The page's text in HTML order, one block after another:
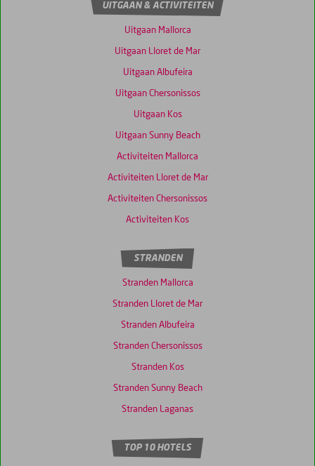
UITGAAN & ACTIVITEITEN
Uitgaan Mallorca
Uitgaan Lloret de Mar
Uitgaan Albufeira
Uitgaan Chersonissos
Uitgaan Kos
Uitgaan Sunny Beach
Activiteiten Mallorca
Activiteiten Lloret de Mar
Activiteiten Chersonissos
Activiteiten Kos
STRANDEN
Stranden Mallorca
Stranden Lloret de Mar
Stranden Albufeira
Stranden Chersonissos
Stranden Kos
Stranden Sunny Beach
Stranden Laganas
TOP 10 HOTELS